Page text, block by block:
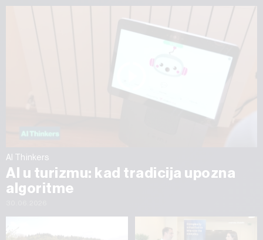
AI Thinkers
AI u turizmu: kad tradicija upozna
algoritme